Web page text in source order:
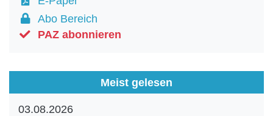
Abo Bereich
PAZ abonnieren
Meist gelesen
03.08.2026